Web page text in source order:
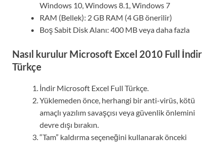
Windows 10, Windows 8.1, Windows 7
RAM (Bellek): 2 GB RAM (4 GB önerilir)
Boş Sabit Disk Alanı: 400 MB veya daha fazla
Nasıl kurulur Microsoft Excel 2010 Full İndir
Türkçe
İndir Microsoft Excel Full Türkçe.
Yüklemeden önce, herhangi bir anti-virüs, kötü
amaçlı yazılım savaşçısı veya güvenlik önlemini
devre dışı bırakın.
“Tam” kaldırma seçeneğini kullanarak önceki